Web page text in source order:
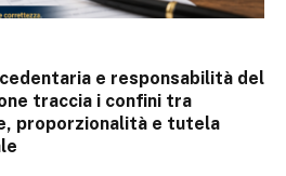
e responsabilità del
traccia i confini tra
proporzionalità e tutela